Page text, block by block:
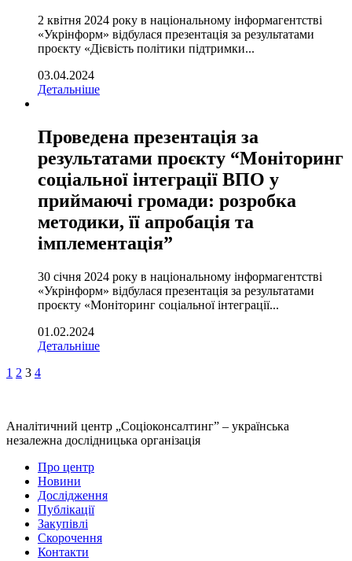
2 квітня 2024 року в національному інформагентстві
«Укрінформ» відбулася презентація за результатами
проєкту «Дієвість політики підтримки...
03.04.2024
Детальніше
Проведена презентація за
результатами проєкту “Моніторинг
соціальної інтеграції ВПО у
приймаючі громади: розробка
методики, її апробація та
імплементація”
30 січня 2024 року в національному інформагентстві
«Укрінформ» відбулася презентація за результатами
проєкту «Моніторинг соціальної інтеграції...
01.02.2024
Детальніше
1 2 3 4
Аналітичний центр „Соціоконсалтинг” – українська
незалежна дослідницька організація
Про центр
Новини
Дослідження
Публікації
Закупівлі
Скорочення
Контакти